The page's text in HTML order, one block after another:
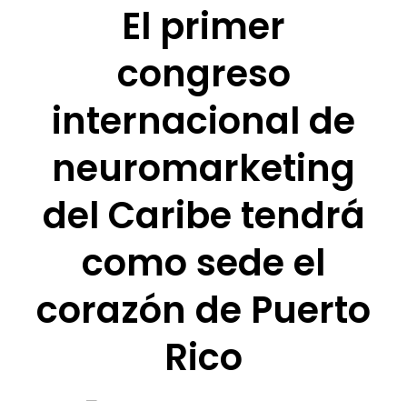
El primer
congreso
internacional de
neuromarketing
del Caribe tendrá
como sede el
corazón de Puerto
Rico